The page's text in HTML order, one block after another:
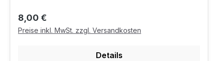
Regulärer Preis:
8,00 €
Preise inkl. MwSt. zzgl. Versandkosten
Details